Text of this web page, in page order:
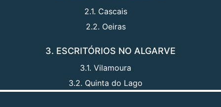
2.1. Cascais
2.2. Oeiras
3. ESCRITÓRIOS NO ALGARVE
3.1. Vilamoura
3.2. Quinta do Lago